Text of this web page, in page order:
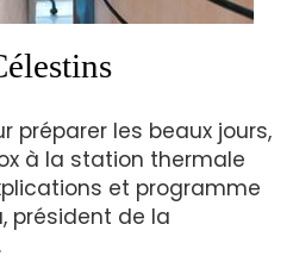
préparer les beaux jours,
à la station thermale
et programme
président de la